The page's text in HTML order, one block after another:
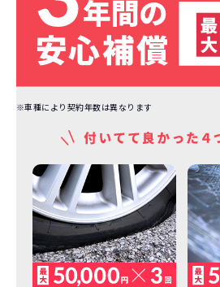
※車種により契約年数は異なります